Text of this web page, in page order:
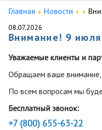
Главная Новости
08.07.2026
Внимание! 9
Уважаемые клиенты и
Обращаем ваше внимание,
По всем вопросам мы
Бесплатный звонок:
+7 (800) 655-63-22